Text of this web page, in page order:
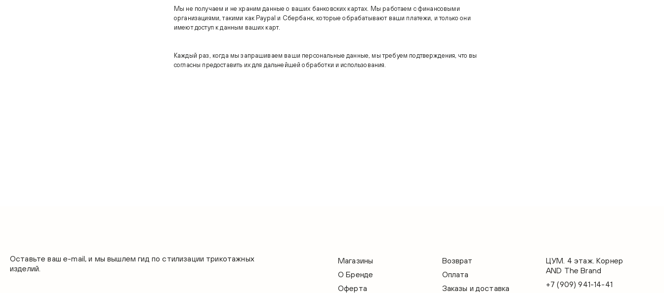
Мы не получаем и не храним данные о ваших банковских картах. Мы работаем с финансовыми
организациями, такими как Paypal и Сбербанк, которые обрабатывают ваши платежи, и только они
имеют доступ к данным ваших карт.
Каждый раз, когда мы запрашиваем ваши персональные данные, мы требуем подтверждения, что вы
согласны предоставить их для дальнейшей обработки и использования.
Оставьте ваш e-mail, и мы вышлем гид по стилизации трикотажных
изделий.
Магазины
О Бренде
Оферта
Возврат
Оплата
Заказы и доставка
ЦУМ. 4 этаж. Корнер
AND The Brand
+7 (909) 941-14-41